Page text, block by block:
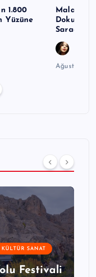
1.800
Yüzüne
Malatya
Dokuz
Saracak
Ağustos 7,
KÜLTÜR SANAT
Festivali